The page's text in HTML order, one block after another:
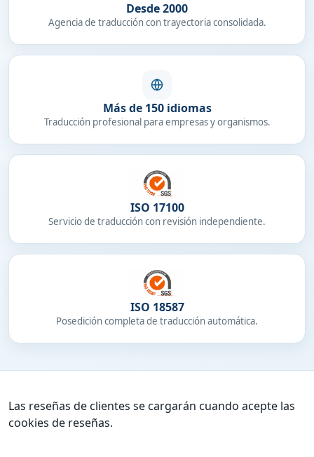
Desde 2000
Agencia de traducción con trayectoria consolidada.
Más de 150 idiomas
Traducción profesional para empresas y organismos.
ISO 17100
Servicio de traducción con revisión independiente.
ISO 18587
Posedición completa de traducción automática.
Las reseñas de clientes se cargarán cuando acepte las
cookies de reseñas.